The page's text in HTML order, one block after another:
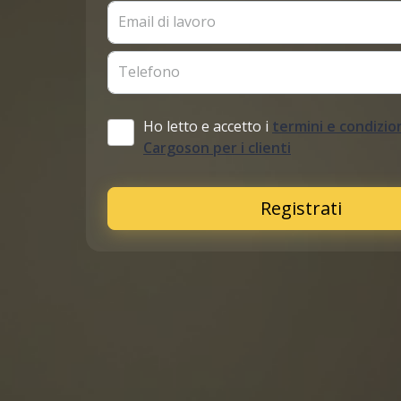
Email di lavoro
Telefono
Ho letto e accetto i termini e
Cargoson per i clienti
Registrati